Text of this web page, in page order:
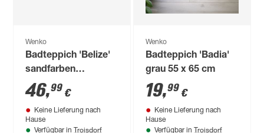
Wenko
Badteppich 'Belize'
sandfarben
Microfaser 60 x 90
cm
46,99 €
Keine Lieferung nach
Hause
Verfügbar in Troisdorf
Wenko
Badteppich 'Badia'
grau 55 x 65 cm
19,99 €
Keine Lieferung nach
Hause
Verfügbar in Troisdorf